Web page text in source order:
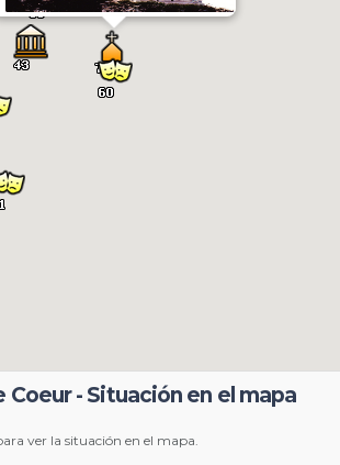
Coeur - Situación en el mapa
ver la situación en el mapa.